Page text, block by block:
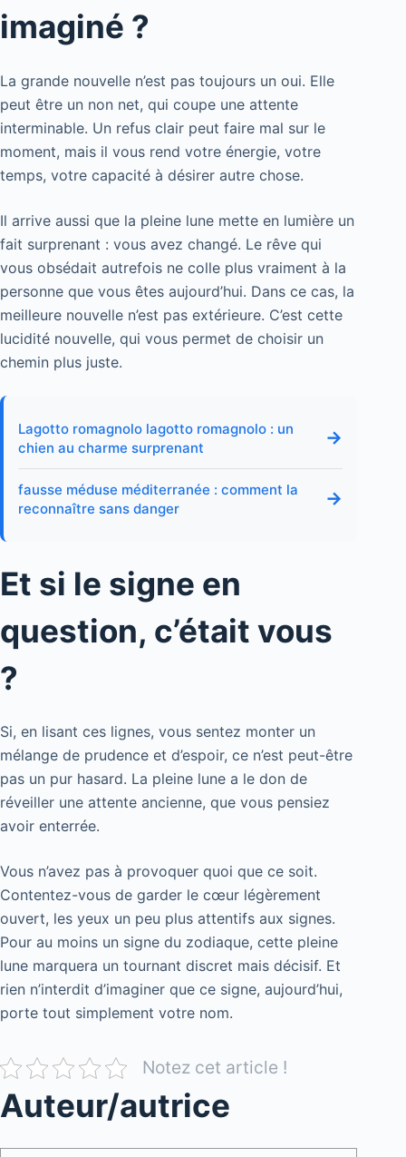
imaginé ?
La grande nouvelle n’est pas toujours un oui. Elle
peut être un non net, qui coupe une attente
interminable. Un refus clair peut faire mal sur le
moment, mais il vous rend votre énergie, votre
temps, votre capacité à désirer autre chose.
Il arrive aussi que la pleine lune mette en lumière un
fait surprenant : vous avez changé. Le rêve qui
vous obsédait autrefois ne colle plus vraiment à la
personne que vous êtes aujourd’hui. Dans ce cas, la
meilleure nouvelle n’est pas extérieure. C’est cette
lucidité nouvelle, qui vous permet de choisir un
chemin plus juste.
Lagotto romagnolo lagotto romagnolo : un
chien au charme surprenant
→
fausse méduse méditerranée : comment la
reconnaître sans danger
→
Et si le signe en
question, c’était vous
?
Si, en lisant ces lignes, vous sentez monter un
mélange de prudence et d’espoir, ce n’est peut-être
pas un pur hasard. La pleine lune a le don de
réveiller une attente ancienne, que vous pensiez
avoir enterrée.
Vous n’avez pas à provoquer quoi que ce soit.
Contentez-vous de garder le cœur légèrement
ouvert, les yeux un peu plus attentifs aux signes.
Pour au moins un signe du zodiaque, cette pleine
lune marquera un tournant discret mais décisif. Et
rien n’interdit d’imaginer que ce signe, aujourd’hui,
porte tout simplement votre nom.
Notez cet article !
Auteur/autrice